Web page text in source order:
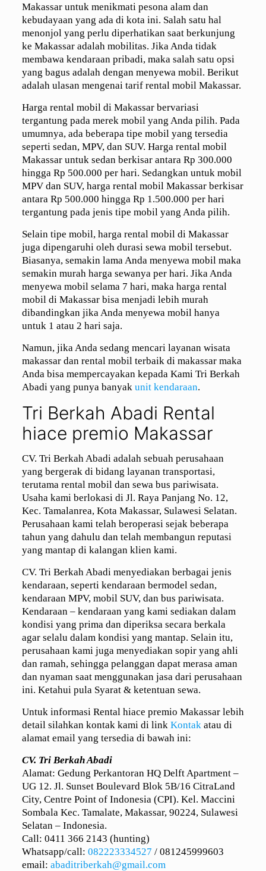
Makassar untuk menikmati pesona alam dan
kebudayaan yang ada di kota ini. Salah satu hal
menonjol yang perlu diperhatikan saat berkunjung
ke Makassar adalah mobilitas. Jika Anda tidak
membawa kendaraan pribadi, maka salah satu opsi
yang bagus adalah dengan menyewa mobil. Berikut
adalah ulasan mengenai tarif rental mobil Makassar.
Harga rental mobil di Makassar bervariasi
tergantung pada merek mobil yang Anda pilih. Pada
umumnya, ada beberapa tipe mobil yang tersedia
seperti sedan, MPV, dan SUV. Harga rental mobil
Makassar untuk sedan berkisar antara Rp 300.000
hingga Rp 500.000 per hari. Sedangkan untuk mobil
MPV dan SUV, harga rental mobil Makassar berkisar
antara Rp 500.000 hingga Rp 1.500.000 per hari
tergantung pada jenis tipe mobil yang Anda pilih.
Selain tipe mobil, harga rental mobil di Makassar
juga dipengaruhi oleh durasi sewa mobil tersebut.
Biasanya, semakin lama Anda menyewa mobil maka
semakin murah harga sewanya per hari. Jika Anda
menyewa mobil selama 7 hari, maka harga rental
mobil di Makassar bisa menjadi lebih murah
dibandingkan jika Anda menyewa mobil hanya
untuk 1 atau 2 hari saja.
Namun, jika Anda sedang mencari layanan wisata
makassar dan rental mobil terbaik di makassar maka
Anda bisa mempercayakan kepada Kami Tri Berkah
Abadi yang punya banyak unit kendaraan.
Tri Berkah Abadi Rental
hiace premio Makassar
CV. Tri Berkah Abadi adalah sebuah perusahaan
yang bergerak di bidang layanan transportasi,
terutama rental mobil dan sewa bus pariwisata.
Usaha kami berlokasi di Jl. Raya Panjang No. 12,
Kec. Tamalanrea, Kota Makassar, Sulawesi Selatan.
Perusahaan kami telah beroperasi sejak beberapa
tahun yang dahulu dan telah membangun reputasi
yang mantap di kalangan klien kami.
CV. Tri Berkah Abadi menyediakan berbagai jenis
kendaraan, seperti kendaraan bermodel sedan,
kendaraan MPV, mobil SUV, dan bus pariwisata.
Kendaraan – kendaraan yang kami sediakan dalam
kondisi yang prima dan diperiksa secara berkala
agar selalu dalam kondisi yang mantap. Selain itu,
perusahaan kami juga menyediakan sopir yang ahli
dan ramah, sehingga pelanggan dapat merasa aman
dan nyaman saat menggunakan jasa dari perusahaan
ini. Ketahui pula Syarat & ketentuan sewa.
Untuk informasi Rental hiace premio Makassar lebih
detail silahkan kontak kami di link Kontak atau di
alamat email yang tersedia di bawah ini:
CV. Tri Berkah Abadi
Alamat: Gedung Perkantoran HQ Delft Apartment –
UG 12. Jl. Sunset Boulevard Blok 5B/16 CitraLand
City, Centre Point of Indonesia (CPI). Kel. Maccini
Sombala Kec. Tamalate, Makassar, 90224, Sulawesi
Selatan – Indonesia.
Call: 0411 366 2143 (hunting)
Whatsapp/call: 082223334527 / 081245999603
email: abaditriberkah@gmail.com